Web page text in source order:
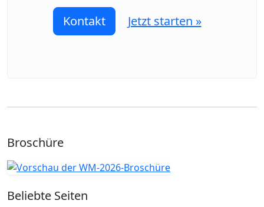
Kontakt Jetzt starten »
Broschüre
Beliebte Seiten